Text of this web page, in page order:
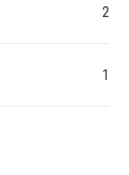
2
1